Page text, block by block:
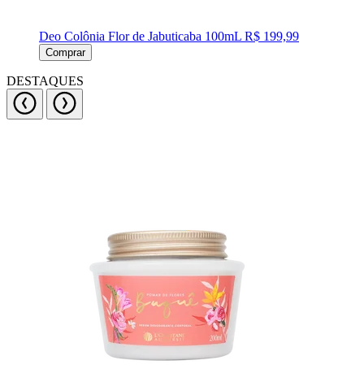
Deo Colônia Flor de Jabuticaba 100mL R$ 199,99
Comprar
DESTAQUES